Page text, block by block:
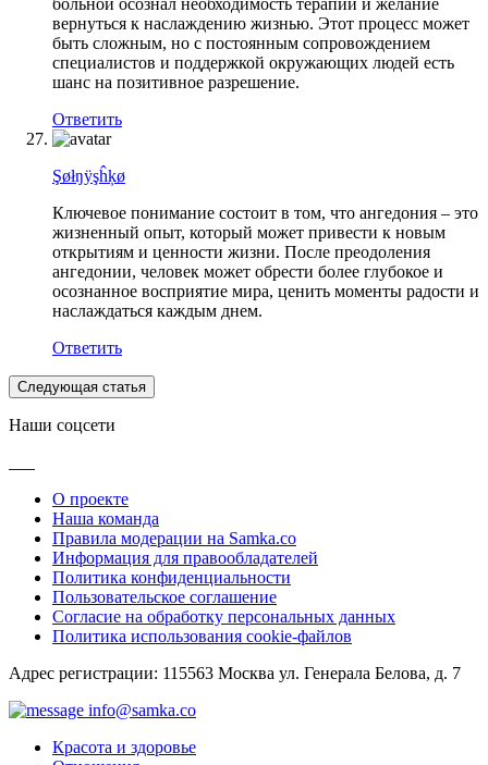
больной осознал необходимость терапии и желание
вернуться к наслаждению жизнью. Этот процесс может
быть сложным, но с постоянным сопровождением
специалистов и поддержкой окружающих людей есть
шанс на позитивное разрешение.
Ответить
Şøłŋÿşĥķø
Ключевое понимание состоит в том, что ангедония – это
жизненный опыт, который может привести к новым
открытиям и ценности жизни. После преодоления
ангедонии, человек может обрести более глубокое и
осознанное восприятие мира, ценить моменты радости и
наслаждаться каждым днем.
Ответить
Следующая статья
Наши соцсети
О проекте
Наша команда
Правила модерации на Samka.co
Информация для правообладателей
Политика конфиденциальности
Пользовательское соглашение
Согласие на обработку персональных данных
Политика использования cookie-файлов
Адрес регистрации: 115563 Москва ул. Генерала Белова, д. 7
info@samka.co
Красота и здоровье